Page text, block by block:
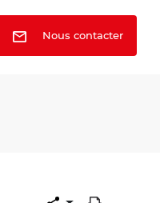
Nous contacter